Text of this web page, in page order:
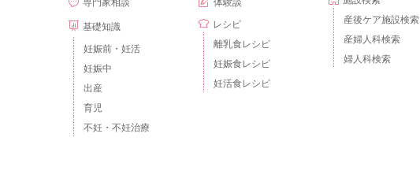
専門家相談
基礎知識
妊娠前・妊活
妊娠中
出産
育児
不妊・不妊治療
体験談
レシピ
離乳食レシピ
妊娠食レシピ
妊活食レシピ
産後ケア施設検索
産婦人科検索
婦人科検索